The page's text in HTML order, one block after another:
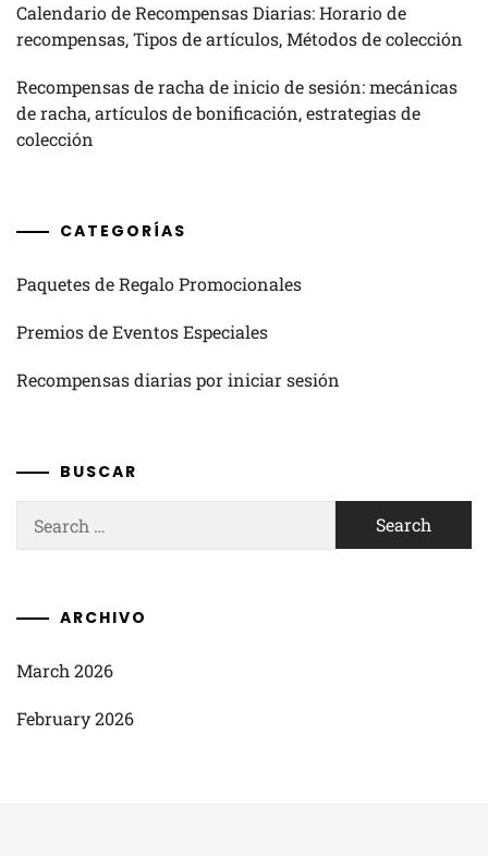
Calendario de Recompensas Diarias: Horario de
recompensas, Tipos de artículos, Métodos de colección
Recompensas de racha de inicio de sesión: mecánicas
de racha, artículos de bonificación, estrategias de
colección
CATEGORÍAS
Paquetes de Regalo Promocionales
Premios de Eventos Especiales
Recompensas diarias por iniciar sesión
BUSCAR
for:
ARCHIVO
March 2026
February 2026